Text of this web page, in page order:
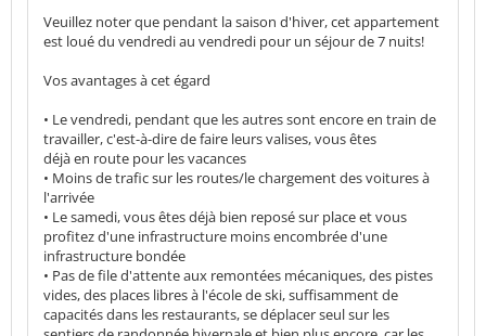
Veuillez noter que pendant la saison d'hiver, cet appartement
est loué du vendredi au vendredi pour un séjour de 7 nuits!
Vos avantages à cet égard
• Le vendredi, pendant que les autres sont encore en train de
travailler, c'est-à-dire de faire leurs valises, vous êtes
déjà en route pour les vacances
• Moins de trafic sur les routes/le chargement des voitures à
l'arrivée
• Le samedi, vous êtes déjà bien reposé sur place et vous
profitez d'une infrastructure moins encombrée d'une
infrastructure bondée
• Pas de file d'attente aux remontées mécaniques, des pistes
vides, des places libres à l'école de ski, suffisamment de
capacités dans les restaurants, se déplacer seul sur les